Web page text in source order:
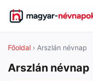
Főoldal › Arszlán névnap
Arszlán névnap